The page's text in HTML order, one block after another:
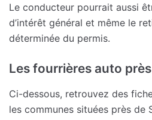
Le conducteur pourrait aussi
d’intérêt général et même le
déterminée du permis.
Les fourrières auto
Ci-dessous, retrouvez des
les communes situées près de